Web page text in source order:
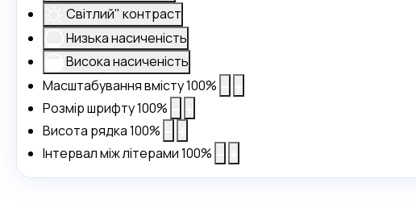
Світлий" контраст
Низька насиченість
Висока насиченість
Масштабування вмісту100%
Розмір шрифту100%
Висота рядка100%
Інтервал між літерами100%